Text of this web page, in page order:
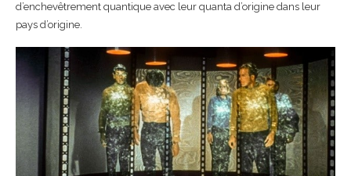
d’enchevêtrement quantique avec leur quanta d’origine dans leur
pays d’origine.